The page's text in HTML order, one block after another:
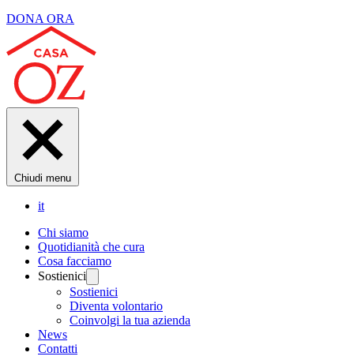
DONA ORA
Chiudi menu
it
Chi siamo
Quotidianità che cura
Cosa facciamo
Sostienici
Sostienici
Diventa volontario
Coinvolgi la tua azienda
News
Contatti